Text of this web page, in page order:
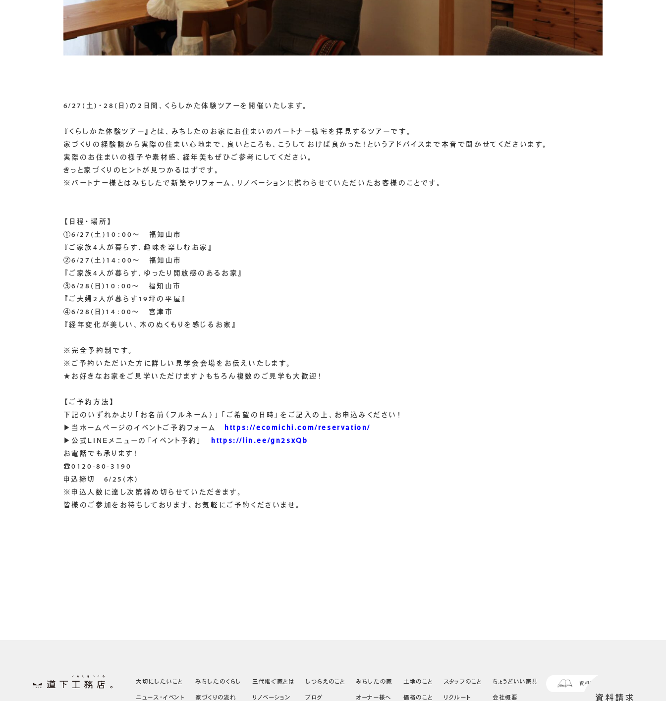
6/27(土)・28(日)の2日間、くらしかた体験ツアーを開催いたします。
『くらしかた体験ツアー』とは、みちしたのお家にお住まいのパートナー様宅を拝見するツアーです。
家づくりの経験談から実際の住まい心地まで、良いところも、こうしておけば良かった！というアドバイスまで本音で聞かせてくださいます。
実際のお住まいの様子や素材感、経年美もぜひご参考にしてください。
きっと家づくりのヒントが見つかるはずです。
※パートナー様とはみちしたで新築やリフォーム、リノベーションに携わらせていただいたお客様のことです。
【日程・場所】
①6/27(土)10：00～ 福知山市
『ご家族4人が暮らす、趣味を楽しむお家』
②6/27(土)14：00～ 福知山市
『ご家族4人が暮らす、ゆったり開放感のあるお家』
③6/28(日)10：00～ 福知山市
『ご夫婦2人が暮らす19坪の平屋』
④6/28(日)14：00～ 宮津市
『経年変化が美しい、木のぬくもりを感じるお家』
※完全予約制です。
※ご予約いただいた方に詳しい見学会会場をお伝えいたします。
★お好きなお家をご見学いただけます♪もちろん複数のご見学も大歓迎！
【ご予約方法】
下記のいずれかより「お名前（フルネーム）」「ご希望の日時」をご記入の上、お申込みください！
▶当ホームページのイベントご予約フォーム
https://ecomichi.com/reservation/
▶公式LINEメニューの「イベント予約」
https://lin.ee/gn2sxQb
お電話でも承ります！
☎0120-80-3190
申込締切 6/25(木)
※申込人数に達し次第締め切らせていただきます。
皆様のご参加をお待ちしております。お気軽にご予約くださいませ。
大切にしたいこと みちしたのくらし 三代継ぐ家とは しつらえのこと みちしたの家 土地のこと スタッフのこと ちょうどいい家具
ニュース・イベント 家づくりの流れ リノベーション ブログ オーナー様へ 価格のこと リクルート 会社概要